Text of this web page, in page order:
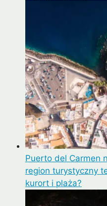
Puerto del Carmen
region turystyczny
kurort i plaża?